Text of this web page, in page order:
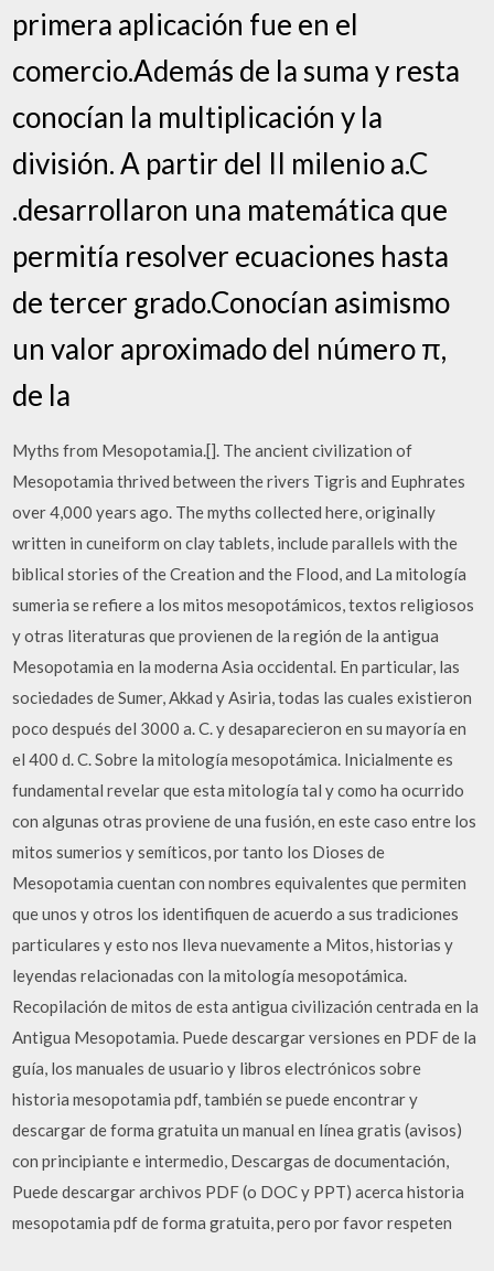
primera aplicación fue en el
comercio.Además de la suma y resta
conocían la multiplicación y la
división. A partir del II milenio a.C
.desarrollaron una matemática que
permitía resolver ecuaciones hasta
de tercer grado.Conocían asimismo
un valor aproximado del número π,
de la
Myths from Mesopotamia.[]. The ancient civilization of
Mesopotamia thrived between the rivers Tigris and Euphrates
over 4,000 years ago. The myths collected here, originally
written in cuneiform on clay tablets, include parallels with the
biblical stories of the Creation and the Flood, and La mitología
sumeria se refiere a los mitos mesopotámicos, textos religiosos
y otras literaturas que provienen de la región de la antigua
Mesopotamia en la moderna Asia occidental. En particular, las
sociedades de Sumer, Akkad y Asiria, todas las cuales existieron
poco después del 3000 a. C. y desaparecieron en su mayoría en
el 400 d. C. Sobre la mitología mesopotámica. Inicialmente es
fundamental revelar que esta mitología tal y como ha ocurrido
con algunas otras proviene de una fusión, en este caso entre los
mitos sumerios y semíticos, por tanto los Dioses de
Mesopotamia cuentan con nombres equivalentes que permiten
que unos y otros los identifiquen de acuerdo a sus tradiciones
particulares y esto nos lleva nuevamente a Mitos, historias y
leyendas relacionadas con la mitología mesopotámica.
Recopilación de mitos de esta antigua civilización centrada en la
Antigua Mesopotamia. Puede descargar versiones en PDF de la
guía, los manuales de usuario y libros electrónicos sobre
historia mesopotamia pdf, también se puede encontrar y
descargar de forma gratuita un manual en línea gratis (avisos)
con principiante e intermedio, Descargas de documentación,
Puede descargar archivos PDF (o DOC y PPT) acerca historia
mesopotamia pdf de forma gratuita, pero por favor respeten